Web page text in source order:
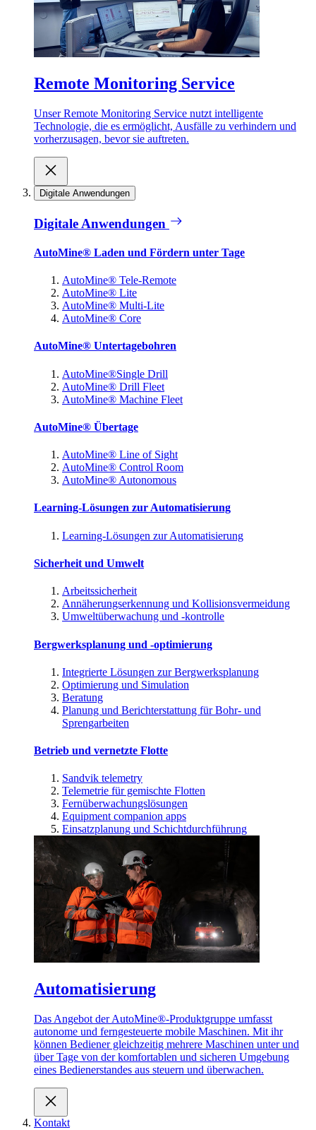
Remote Monitoring Service
Unser Remote Monitoring Service nutzt intelligente
Technologie, die es ermöglicht, Ausfälle zu verhindern und
vorherzusagen, bevor sie auftreten.
Digitale Anwendungen
Digitale Anwendungen
AutoMine® Laden und Fördern unter Tage
AutoMine® Tele-Remote
AutoMine® Lite
AutoMine® Multi-Lite
AutoMine® Core
AutoMine® Untertagebohren
AutoMine®Single Drill
AutoMine® Drill Fleet
AutoMine® Machine Fleet
AutoMine® Übertage
AutoMine® Line of Sight
AutoMine® Control Room
AutoMine® Autonomous
Learning-Lösungen zur Automatisierung
Learning-Lösungen zur Automatisierung
Sicherheit und Umwelt
Arbeitssicherheit
Annäherungserkennung und Kollisionsvermeidung
Umweltüberwachung und -kontrolle
Bergwerksplanung und -optimierung
Integrierte Lösungen zur Bergwerksplanung
Optimierung und Simulation
Beratung
Planung und Berichterstattung für Bohr- und
Sprengarbeiten
Betrieb und vernetzte Flotte
Sandvik telemetry
Telemetrie für gemischte Flotten
Fernüberwachungslösungen
Equipment companion apps
Einsatzplanung und Schichtdurchführung
Automatisierung
Das Angebot der AutoMine®-Produktgruppe umfasst
autonome und ferngesteuerte mobile Maschinen. Mit ihr
können Bediener gleichzeitig mehrere Maschinen unter und
über Tage von der komfortablen und sicheren Umgebung
eines Bedienerstandes aus steuern und überwachen.
Kontakt